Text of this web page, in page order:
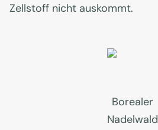
Zellstoff nicht auskommt.
Borealer
Nadelwald